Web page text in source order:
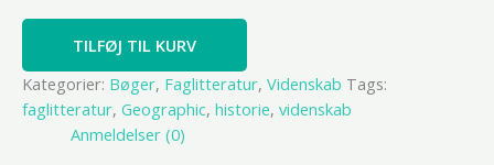
TILFØJ TIL KURV
Kategorier: Bøger, Faglitteratur, Videnskab Tags:
faglitteratur, Geographic, historie, videnskab
Anmeldelser (0)